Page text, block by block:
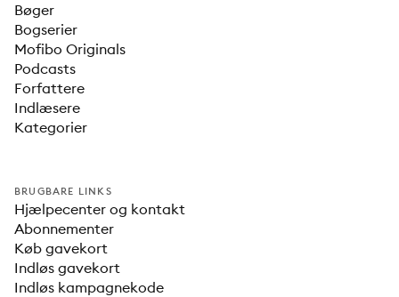
Bøger
Bogserier
Mofibo Originals
Podcasts
Forfattere
Indlæsere
Kategorier
BRUGBARE LINKS
Hjælpecenter og kontakt
Abonnementer
Køb gavekort
Indløs gavekort
Indløs kampagnekode